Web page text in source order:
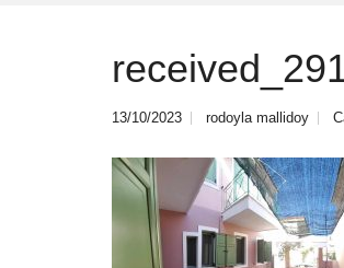
13/10/2023 rodoyla mallidoy